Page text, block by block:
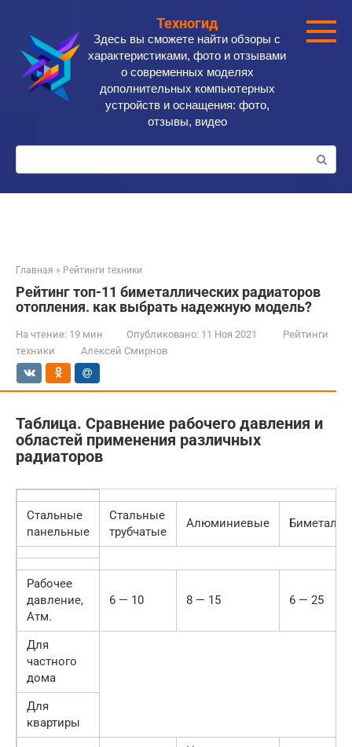
контенту
Техногид
Здесь вы сможете найти обзоры с
характеристиками, фото и отзывами
о современных моделях
дополнительных компьютерных
устройств и оснащения: фото,
отзывы, видео
Поиск:
Главная » Рейтинги техники
Рейтинг топ-11 биметаллических радиаторов
отопления. как выбрать надежную модель?
На чтение: 19 мин Опубликовано: 11 Ноя 2021
Рейтинги
техники
Алексей Смирнов
Таблица. Сравнение рабочего давления и
областей применения различных
радиаторов
Стальные
панельные
Стальные
трубчатые
Алюминиевые
Рабочее
давление,
Атм.
6 — 10 8 — 15 6 — 25
Для
частного
дома
Для
квартиры